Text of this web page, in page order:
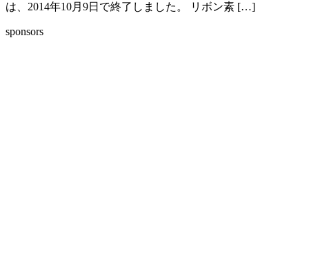
は、2014年10月9日で終了しました。 リボン素 […]
sponsors